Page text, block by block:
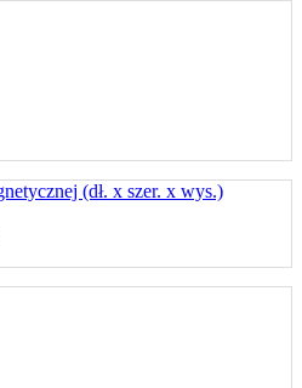
(dł. x szer. x wys.)